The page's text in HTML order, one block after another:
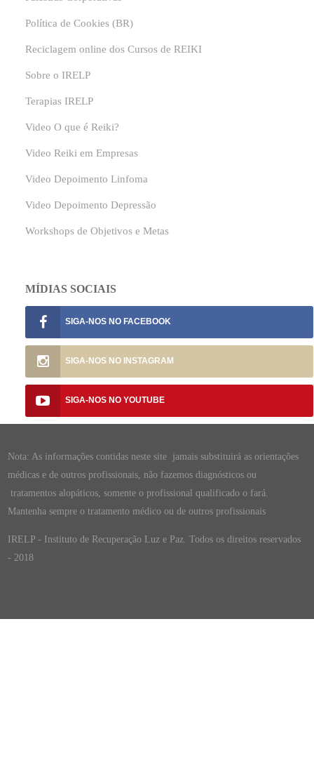
Política de Cookies (BR)
Reciclagem online dos Cursos de REIKI
Sobre o IRELP
Terapias IRELP
Video O que é Reiki?
Video Reiki em Empresas
Video Depoimento Linfoma
Video Depoimento Depressão
Workshops de Objetivos e Metas
MÍDIAS SOCIAIS
SIGA-NOS NO
SIGA-NOS NO
SIGA-NOS NO
Nota: As informações contidas neste site jamais substituirá as orientações
médicas e de outros profissionais, não fazemos diagnósticos ou
tratamentos alopáticos, somente o profissional qualificado o fará.
Mantenha sempre o tratamento médico ou de outros profissionais
IRELP - Instituto de Recuperação Luz e Paz. Todos os direitos reservados
- 2018